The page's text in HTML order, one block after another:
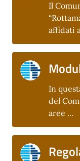
Il
affidati
In
del
aree ...